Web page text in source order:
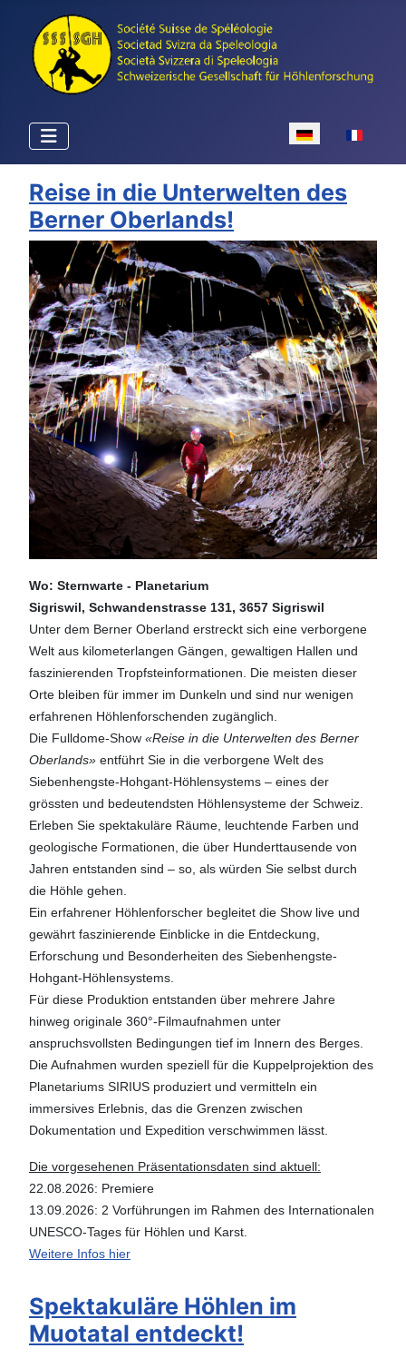
Sprache
Reise in die Unterwelten des
Berner Oberlands!
Wo: Sternwarte - Planetarium
Sigriswil, Schwandenstrasse 131, 3657 Sigriswil
Unter dem Berner Oberland erstreckt sich eine verborgene
Welt aus kilometerlangen Gängen, gewaltigen Hallen und
faszinierenden Tropfsteinformationen. Die meisten dieser
Orte bleiben für immer im Dunkeln und sind nur wenigen
erfahrenen Höhlenforschenden zugänglich.
Die Fulldome-Show «Reise in die Unterwelten des Berner
Oberlands» entführt Sie in die verborgene Welt des
Siebenhengste-Hohgant-Höhlensystems – eines der
grössten und bedeutendsten Höhlensysteme der Schweiz.
Erleben Sie spektakuläre Räume, leuchtende Farben und
geologische Formationen, die über Hunderttausende von
Jahren entstanden sind – so, als würden Sie selbst durch
die Höhle gehen.
Ein erfahrener Höhlenforscher begleitet die Show live und
gewährt faszinierende Einblicke in die Entdeckung,
Erforschung und Besonderheiten des Siebenhengste-
Hohgant-Höhlensystems.
Für diese Produktion entstanden über mehrere Jahre
hinweg originale 360°-Filmaufnahmen unter
anspruchsvollsten Bedingungen tief im Innern des Berges.
Die Aufnahmen wurden speziell für die Kuppelprojektion des
Planetariums SIRIUS produziert und vermitteln ein
immersives Erlebnis, das die Grenzen zwischen
Dokumentation und Expedition verschwimmen lässt.
Die vorgesehenen Präsentationsdaten sind aktuell:
22.08.2026: Premiere
13.09.2026: 2 Vorführungen im Rahmen des Internationalen
UNESCO-Tages für Höhlen und Karst.
Weitere Infos hier
Spektakuläre Höhlen im
Muotatal entdeckt!